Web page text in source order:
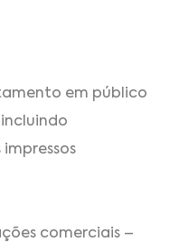
em público
impressos
comerciais –